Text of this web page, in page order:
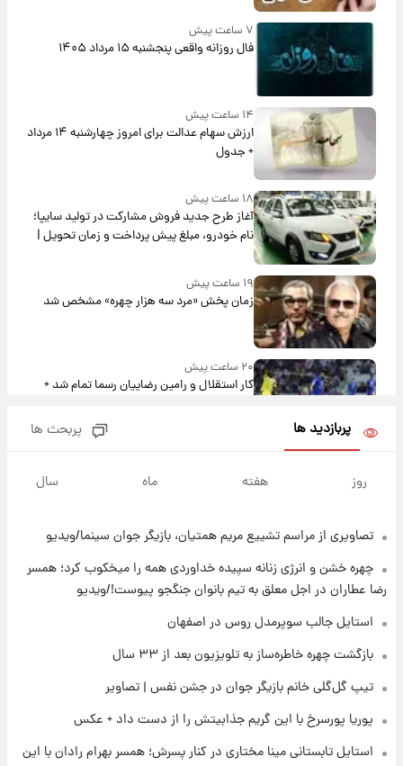
۷ ساعت پیش
فال روزانه واقعی پنجشنبه ۱۵ مرداد ۱۴۰۵
۱۴ ساعت پیش
ارزش سهام عدالت برای امروز چهارشنبه ۱۴ مرداد
+ جدول
۱۸ ساعت پیش
آغاز طرح جدید فروش مشارکت در تولید سایپا؛
نام خودرو، مبلغ پیش پرداخت و زمان تحویل |
سود مشارکت چند درصد است؟
۱۹ ساعت پیش
زمان پخش «مرد سه هزار چهره» مشخص شد
۲۰ ساعت پیش
کار استقلال و رامین رضاییان رسما تمام شد +
مذاق رضاییان خوش نیامد+عکس
۲۰ ساعت پیش
۱۲۹۰ شمسی
۲۰ ساعت پیش
هسته‌ای در آسمان ظاهر شد
رونالدو از گنجینه خودروهای لوکسش رونمایی
پربازدید ها پربحث ها
روز هفته ماه سال
تصاویری از مراسم تشییع مریم همتیان، بازیگر جوان سینما/ویدیو
چهره خشن و انرژی زنانه سپیده خداوردی همه را میخکوب کرد؛ همسر
رضا عطاران در اجل معلق به تیم بانوان جنگجو پیوست!/ویدیو
استایل جالب سوپرمدل روس در اصفهان
بازگشت چهره خاطره‌ساز به تلویزیون بعد از ۳۳ سال
تیپ گل‌گلی خانم بازیگر جوان در جشن نفس | تصاویر
پوریا پورسرخ با این گریم جذابیتش را از دست داد + عکس
استایل تابستانی مینا مختاری در کنار پسرش؛ همسر بهرام رادان با این